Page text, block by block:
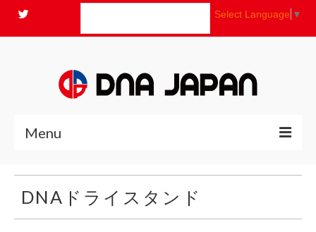
Select Language ▼
Menu
ニュース
DNAドライスタンド